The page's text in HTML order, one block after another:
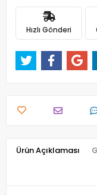
Hızlı Gönderi
Ürün Açıklaması